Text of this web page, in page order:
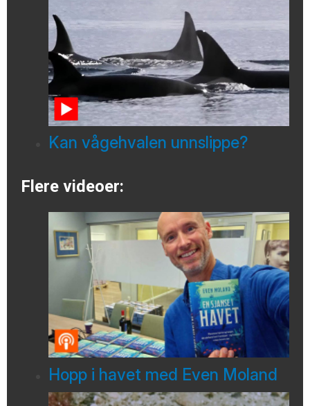
Kan vågehvalen unnslippe?
Flere videoer:
Hopp i havet med Even Moland